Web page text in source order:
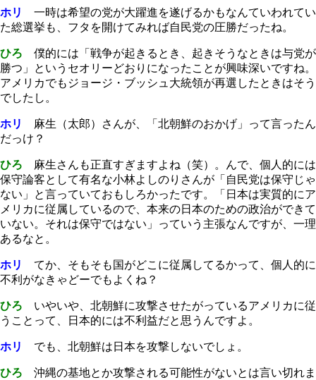
ホリ
一時は希望の党が大躍進を遂げるかもなんていわれてい
た総選挙も、フタを開けてみれば自民党の圧勝だったね。
ひろ 僕的には「戦争が起きるとき、起きそうなときは与党が
勝つ」というセオリーどおりになったことが興味深いですね。
アメリカでもジョージ・ブッシュ大統領が再選したときはそう
でしたし。
ホリ
麻生（太郎）さんが、「北朝鮮のおかげ」って言ったん
だっけ？
ひろ 麻生さんも正直すぎますよね（笑）。んで、個人的には
保守論客として有名な小林よしのりさんが「自民党は保守じゃ
ない」と言っていておもしろかったです。「日本は実質的にア
メリカに従属しているので、本来の日本のための政治ができて
いない。それは保守ではない」っていう主張なんですが、一理
あるなと。
ホリ
てか、そもそも国がどこに従属してるかって、個人的に
不利がなきゃどーでもよくね？
ひろ いやいや、北朝鮮に攻撃させたがっているアメリカに従
うことって、日本的には不利益だと思うんですよ。
ホリ でも、北朝鮮は日本を攻撃しないでしょ。
ひろ 沖縄の基地とか攻撃される可能性がないとは言い切れま